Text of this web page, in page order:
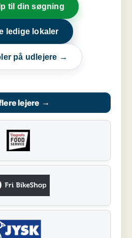
til din søgning
ledige lokaler
på udlejere →
lejere →